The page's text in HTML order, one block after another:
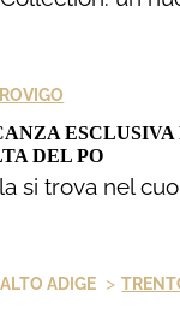
ROVIGO
DEL PO
si trova nel
ADIGE >